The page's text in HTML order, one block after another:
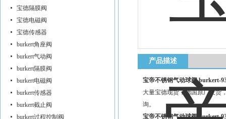
产品描述
宝帝不锈钢气动球阀 burkert-
大量宝德现货，德国原厂发货
询。
宝帝不锈钢气动球阀 burkert-
宝德隔膜阀
宝德电磁阀
宝德传感器
burkert角座阀
burkert气动阀
burkert隔膜阀
burkert电磁阀
burkert传感器
burkert截止阀
burkert过程控制阀